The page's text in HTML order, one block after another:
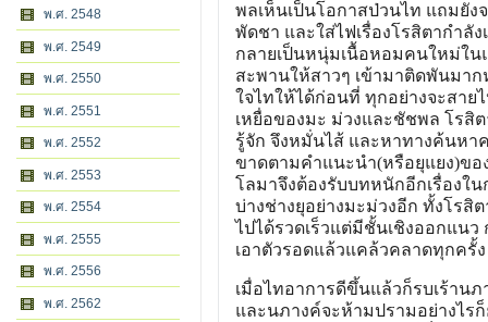
พ.ศ. 2548
พ.ศ. 2549
พ.ศ. 2550
พ.ศ. 2551
พ.ศ. 2552
พ.ศ. 2553
พ.ศ. 2554
พ.ศ. 2555
พ.ศ. 2556
พ.ศ. 2562
พลเห็นเป็นโอกาสป่วนไท แถมยัง
พัดชา และใส่ไฟเรื่องโรสิตากำลั
กลายเป็นหนุ่มเนื้อหอมคนใหม่ใน
สะพานให้สาวๆ เข้ามาติดพันมาก
ใจไทให้ได้ก่อนที่ ทุกอย่างจะสาย
เหยื่อของมะ ม่วงและชัชพล โรสิ
รู้จัก จึงหมั่นไส้ และหาทางค้นหา
ขาดตามคำแนะนำ(หรือยุแยง)ขอ
โลมาจึงต้องรับบทหนักอีกเรื่องใ
บ่างช่างยุอย่างมะม่วงอีก ทั้งโรสิ
ไปได้รวดเร็วแต่มีชั้นเชิงออกแน
เอาตัวรอดแล้วแคล้วคลาดทุกครั้ง
เมื่อไทอาการดีขึ้นแล้วก็รบเร้าน
และนภางค์จะห้ามปรามอย่างไร